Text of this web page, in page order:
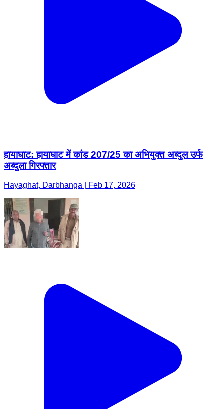
हायाघाट: हायाघाट में कांड 207/25 का अभियुक्त अब्दुल उर्फ
अब्दुला गिरफ्तार
Hayaghat, Darbhanga | Feb 17, 2026